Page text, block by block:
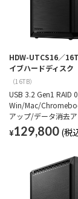
HDW-UTCS16／
イブハードディスク
（16TB）
USB 3.2 Gen1 RAID
Win/Mac/
アップ/データ消去
¥129,800